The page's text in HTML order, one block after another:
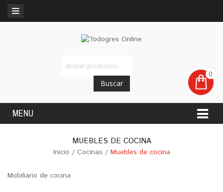
0
MENU
Buscar
MUEBLES DE COCINA
Inicio / Cocinas / Muebles de cocina
Mobiliario de cocina